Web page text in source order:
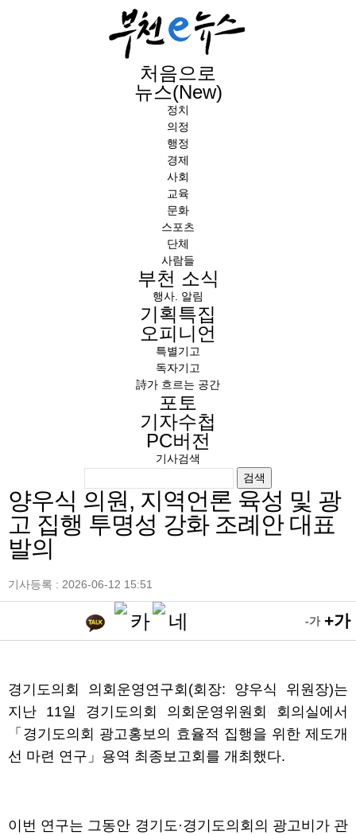
처음으로
뉴스(New)
정치
의정
행정
경제
사회
교육
문화
스포츠
단체
사람들
부천 소식
행사. 알림
기획특집
오피니언
특별기고
독자기고
詩가 흐르는 공간
포토
기자수첩
PC버전
기사검색
검색
양우식 의원, 지역언론 육성 및 광
고 집행 투명성 강화 조례안 대표
발의
기사등록 : 2026-06-12 15:51
-가 +가
경기도의회 의회운영연구회(회장: 양우식 위원장)는
지난 11일 경기도의회 의회운영위원회 회의실에서
「경기도의회 광고홍보의 효율적 집행을 위한 제도개
선 마련 연구」용역 최종보고회를 개최했다.
이번 연구는 그동안 경기도·경기도의회의 광고비가 관